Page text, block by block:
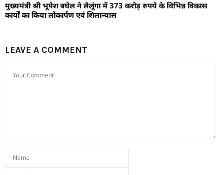
मुख्यमंत्री श्री भूपेश बघेल ने लैलूंगा में 373 करोड़ रुपये के विभिन्न विकास
कार्यों का किया लोकार्पण एवं शिलान्यास
LEAVE A COMMENT